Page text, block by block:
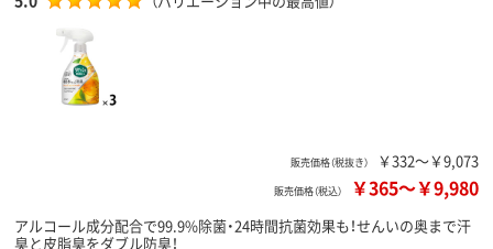
販売価格（税抜き） ￥332～￥9,073
販売価格（税込） ￥365～￥9,980
アルコール成分配合で99.9%除菌・24時間抗菌効果も！せんいの奥まで汗
臭と皮脂臭をダブル防臭！